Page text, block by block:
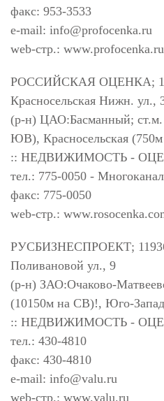
факс: 953-3533
e-mail: info@profocenka.ru
web-стр.: www.profocenka.ru
РОССИЙСКАЯ ОЦЕНКА;
Красносельская Нижн. ул.,
(р-н) ЦАО:Басманный; ст.м.
ЮВ), Красносельская
:: НЕДВИЖИМОСТЬ -
тел.: 775-0050 -
факс: 775-0050
web-стр.:
РУСБИЗНЕСПРОЕКТ;
Поливановой ул., 9
(р-н) ЗАО:Очаково-
(10150м на СВ)!, Юго-
:: НЕДВИЖИМОСТЬ -
тел.: 430-4810
факс: 430-4810
e-mail: info@valu.ru
web-стр.: www.valu.ru